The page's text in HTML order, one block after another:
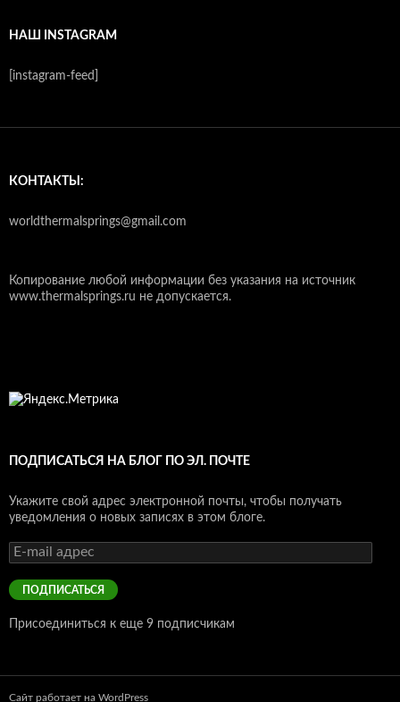
НАШ INSTAGRAM
[instagram-feed]
КОНТАКТЫ:
worldthermalsprings@gmail.com
Копирование любой информации без указания на источник
www.thermalsprings.ru не допускается.
ПОДПИСАТЬСЯ НА БЛОГ ПО ЭЛ. ПОЧТЕ
Укажите свой адрес электронной почты, чтобы получать
уведомления о новых записях в этом блоге.
E-
mail
адрес
ПОДПИСАТЬСЯ
Присоединиться к еще 9 подписчикам
Сайт работает на WordPress